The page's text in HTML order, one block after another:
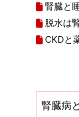
腎臓と
脱水は
CKDと
腎臓病